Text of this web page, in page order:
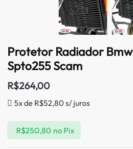
Protetor Radiador
Spto255 Scam
R$264,00
5x de R$52,80 s/ juros
R$250,80 no Pix